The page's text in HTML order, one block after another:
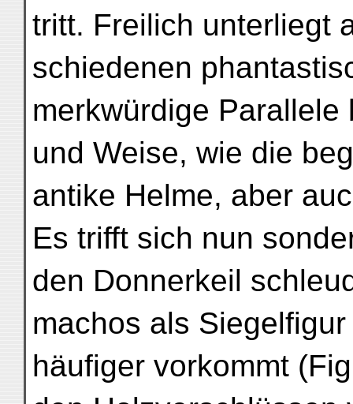
tritt. Freilich unterliegt
schiedenen
merkwürdige Parallele
und Weise, wie die
antike Helme, aber
Es trifft sich nun
den Donnerkeil
machos als
häufiger vorkommt